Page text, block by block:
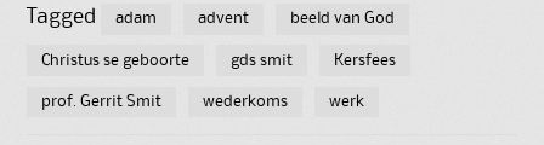
Tagged adam advent beeld van God
Christus se geboorte gds smit Kersfees
prof. Gerrit Smit wederkoms werk